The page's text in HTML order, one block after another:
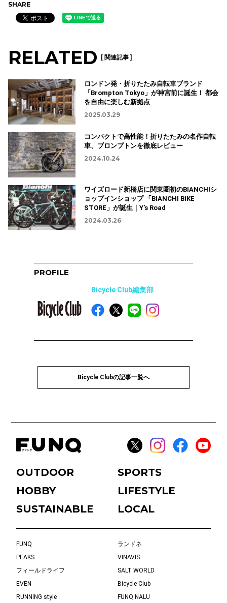
SHARE
RELATED [ 関連記事 ]
ロンドン発・折りたたみ自転車ブランド
「Brompton Tokyo」が神宮前に誕生！ 都会
を自由に楽しむ新拠点
2025.03.29
コンパクトで高性能！折りたたみの名作自転
車、ブロンプトンを徹底レビュー
2024.10.24
ワイズロード新橋店に関東圏初のBIANCHIシ
ョップインショップ 「BIANCHI BIKE
STORE」が誕生｜Y’s Road
2024.03.26
PROFILE
Bicycle Club編集部
Bicycle Clubの記事一覧へ
OUTDOOR
SPORTS
HOBBY
LIFESTYLE
SUSTAINABLE
LOCAL
FUNQ
ランドネ
PEAKS
VINAVIS
フィールドライフ
SALT WORLD
EVEN
Bicycle Club
RUNNING style
FUNQ NALU